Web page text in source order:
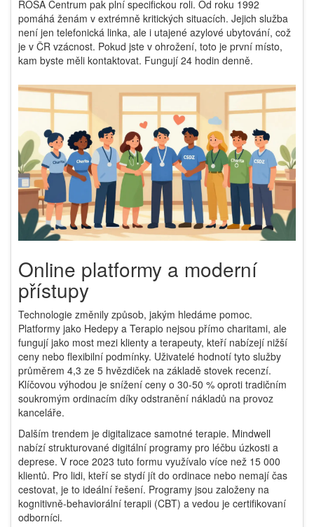
ROSA Centrum pak plní specifickou roli. Od roku 1992
pomáhá ženám v extrémně kritických situacích. Jejich služba
není jen telefonická linka, ale i utajené azylové ubytování, což
je v ČR vzácnost. Pokud jste v ohrožení, toto je první místo,
kam byste měli kontaktovat. Fungují 24 hodin denně.
Online platformy a moderní
přístupy
Technologie změnily způsob, jakým hledáme pomoc.
Platformy jako Hedepy a Terapio nejsou přímo charitami, ale
fungují jako most mezi klienty a terapeuty, kteří nabízejí nižší
ceny nebo flexibilní podmínky. Uživatelé hodnotí tyto služby
průměrem 4,3 ze 5 hvězdiček na základě stovek recenzí.
Klíčovou výhodou je snížení ceny o 30-50 % oproti tradičním
soukromým ordinacím díky odstranění nákladů na provoz
kanceláře.
Dalším trendem je digitalizace samotné terapie. Mindwell
nabízí strukturované digitální programy pro léčbu úzkosti a
deprese. V roce 2023 tuto formu využívalo více než 15 000
klientů. Pro lidi, kteří se stydí jít do ordinace nebo nemají čas
cestovat, je to ideální řešení. Programy jsou založeny na
kognitivně-behaviorální terapii (CBT) a vedou je certifikovaní
odborníci.